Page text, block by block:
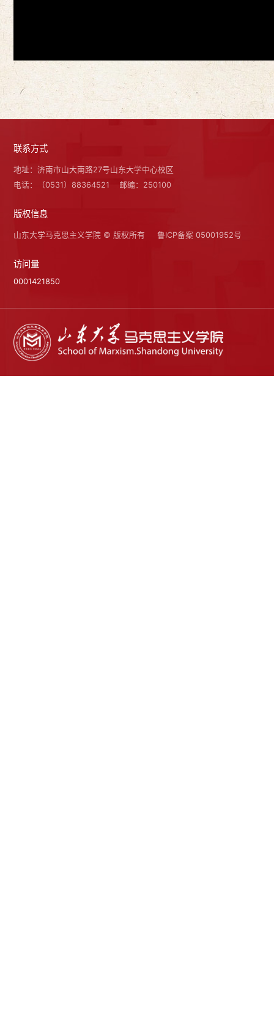
联系方式
地址：济南市山大南路27号山东大学中心校区
电话：（0531）88364521
邮编：250100
版权信息
山东大学马克思主义学院 © 版权所有 鲁ICP备案 05001952号
访问量
0001421850